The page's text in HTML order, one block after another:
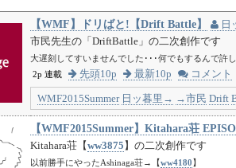
【WMF】ドリばと!【Drift Battle】
日
市民先生の「DriftBattle」の二次創作です
大遅刻してすいませんでした･･･何でもするんで許
2p 連載
先頭10p 最新10p コメント
WMF2015Summer 日ッ暮里→ →市民 Drift
【WMF2015Summer】Kitahara荘
Kitahara荘【ww3875 】の二次創作です
以前勝手にやったAshinaga荘→【ww4180】